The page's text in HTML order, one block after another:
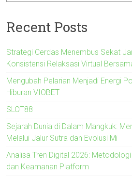
Recent Posts
Strategi Cerdas Menembus Sekat
Konsistensi Relaksasi Virtual
Mengubah Pelarian Menjadi Energi
Hiburan VIOBET
SLOT88
Sejarah Dunia di Dalam Mangkuk:
Melalui Jalur Sutra dan Evolusi Mi
Analisa Tren Digital 2026:
dan Keamanan Platform